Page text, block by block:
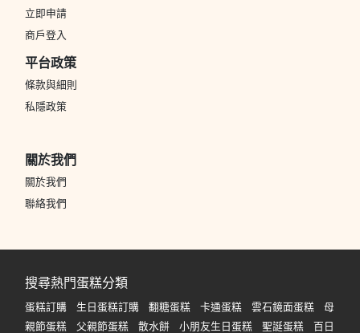
立即申請
商戶登入
平台政策
條款與細則
私隱政策
關於我們
關於我們
聯絡我們
搜尋熱門蛋糕分類
蛋糕訂購 生日蛋糕訂購 翻糖蛋糕 卡通蛋糕 雲石鏡面蛋糕
母
親節蛋糕
父親節蛋糕 散水餅 小朋友生日蛋糕 聖誕蛋糕
百日